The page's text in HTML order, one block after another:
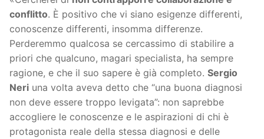
conflitto. È positivo che vi siano esigenze differenti,
conoscenze differenti, insomma differenze.
Perderemmo qualcosa se cercassimo di stabilire a
priori che qualcuno, magari specialista, ha sempre
ragione, e che il suo sapere è già completo. Sergio
Neri una volta aveva detto che “una buona diagnosi
non deve essere troppo levigata”: non saprebbe
accogliere le conoscenze e le aspirazioni di chi è
protagonista reale della stessa diagnosi e delle